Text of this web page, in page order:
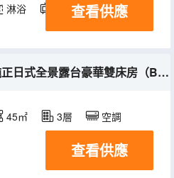
淋浴 電視機 冰箱
查看供應
純正日式全景露台豪華雙床房（B棟）
45㎡ 3層 空調
查看供應